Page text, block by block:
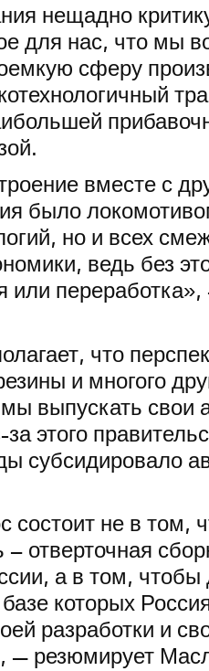
нещадно
для нас, что мы
сферу
вместе с
было
но и всех
ведь без
или переработка»,
что
и многого
выпускать свои
этого
субсидировало
состоит не в том,
– отверточная
а в том, чтобы
которых
разработки и
— резюмирует